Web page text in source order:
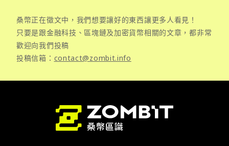
桑幣正在徵文中，我們想要讓好的東西讓更多人看見！
只要是跟金融科技、區塊鏈及加密貨幣相關的文章，都非常
歡迎向我們投稿
投稿信箱： contact@zombit.info